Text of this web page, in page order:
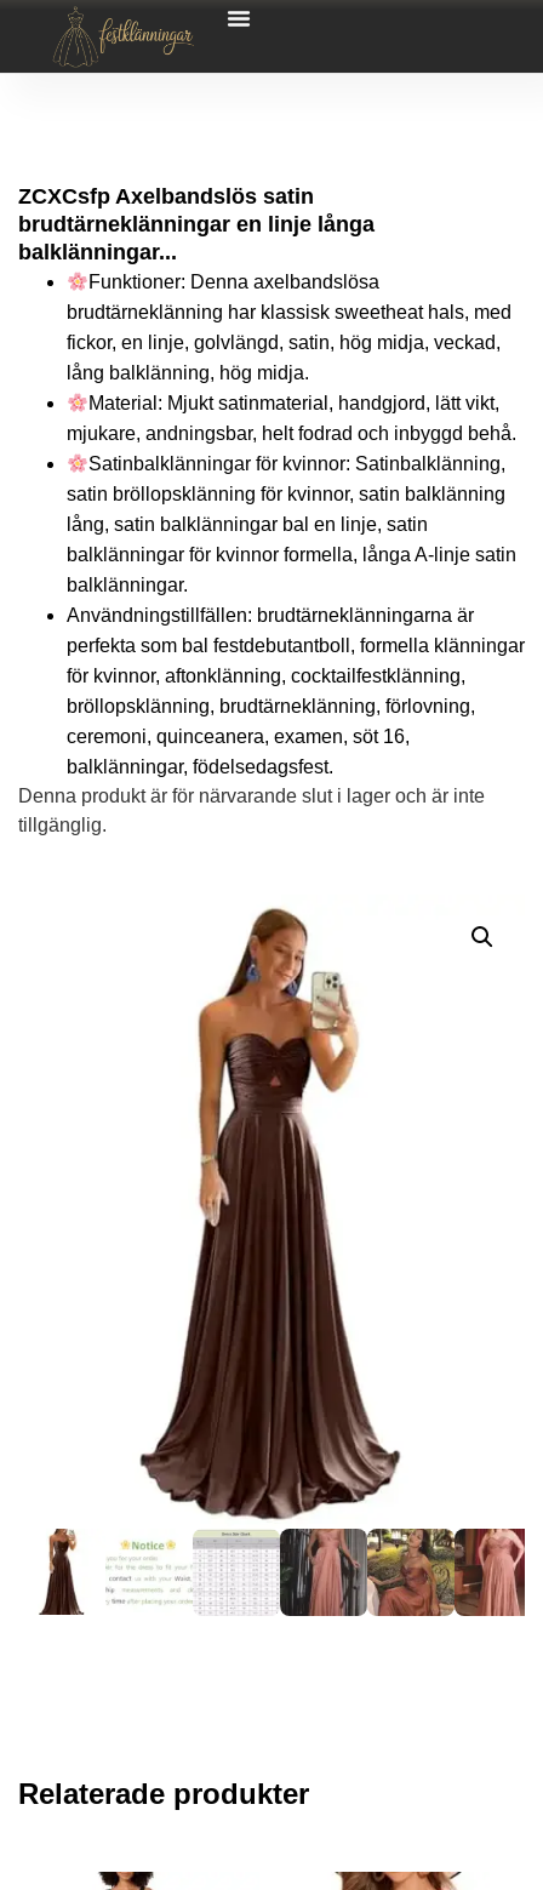
ZCXCsfp Axelbandslös satin
brudtärneklänningar en linje långa
balklänningar...
Funktioner: Denna axelbandslösa
brudtärneklänning har klassisk sweetheat hals, med
fickor, en linje, golvlängd, satin, hög midja, veckad,
lång balklänning, hög midja.
Material: Mjukt satinmaterial, handgjord, lätt vikt,
mjukare, andningsbar, helt fodrad och inbyggd behå.
Satinbalklänningar för kvinnor: Satinbalklänning,
satin bröllopsklänning för kvinnor, satin balklänning
lång, satin balklänningar bal en linje, satin
balklänningar för kvinnor formella, långa A-linje satin
balklänningar.
Användningstillfällen: brudtärneklänningarna är
perfekta som bal festdebutantboll, formella klänningar
för kvinnor, aftonklänning, cocktailfestklänning,
bröllopsklänning, brudtärneklänning, förlovning,
ceremoni, quinceanera, examen, söt 16,
balklänningar, födelsedagsfest.
Denna produkt är för närvarande slut i lager och är inte
tillgänglig.
Relaterade produkter